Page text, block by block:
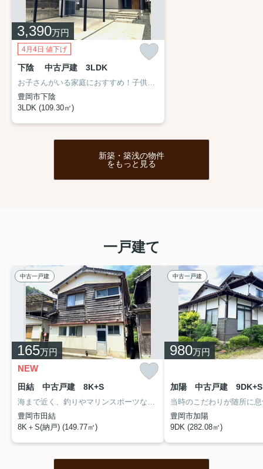
3,390万円
4月4日 値下げ
下陰 中古戸建 3LDK
豊岡市下陰
3LDK (109.30㎡)
新築・築浅の物件
をもっと見る
一戸建て
中古一戸建
165万円
NEW
田結 中古戸建 8K+S
豊岡市田結
8K＋S(納戸) (149.77㎡)
中古一戸建
980万円
加陽 中古戸建 9DK+S
豊岡市加陽
9DK (282.08㎡)